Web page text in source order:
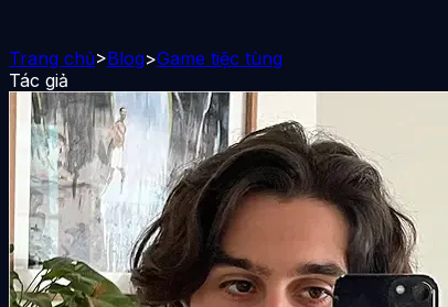
Trang chủ>Blog>Game tiệc tùng
Tác giả